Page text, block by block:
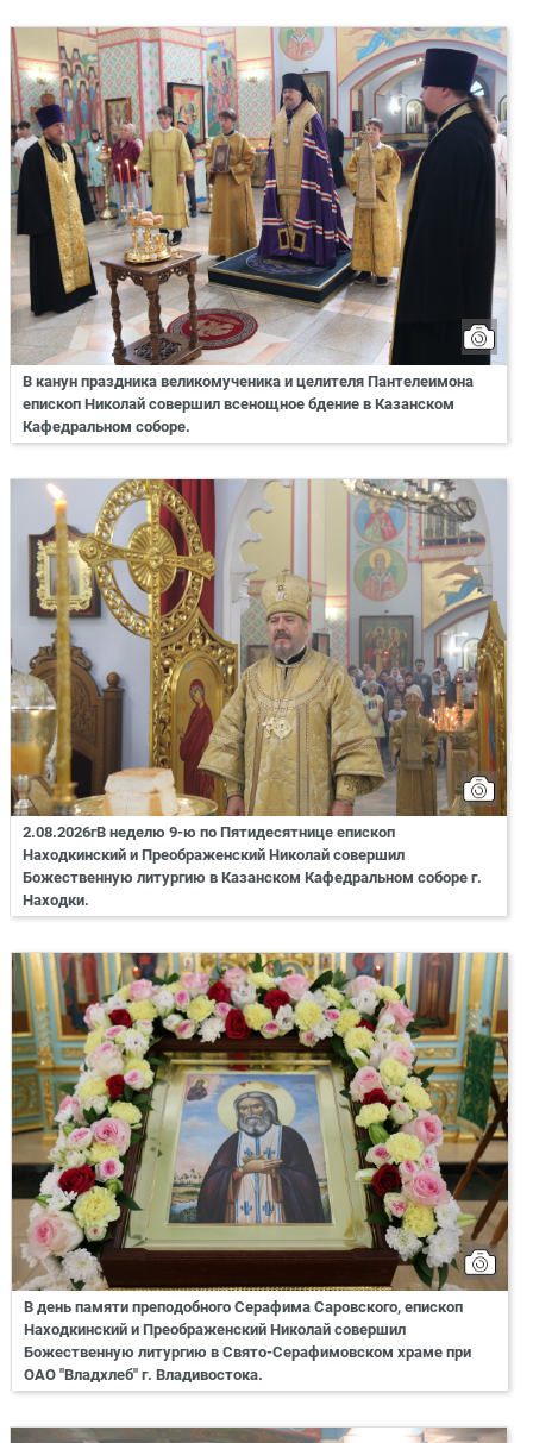
В канун праздника великомученика и целителя Пантелеимона
епископ Николай совершил всенощное бдение в Казанском
Кафедральном соборе.
2.08.2026гВ неделю 9-ю по Пятидесятнице епископ
Находкинский и Преображенский Николай совершил
Божественную литургию в Казанском Кафедральном соборе г.
Находки.
В день памяти преподобного Серафима Саровского, епископ
Находкинский и Преображенский Николай совершил
Божественную литургию в Свято-Серафимовском храме при
ОАО "Владхлеб" г. Владивостока.